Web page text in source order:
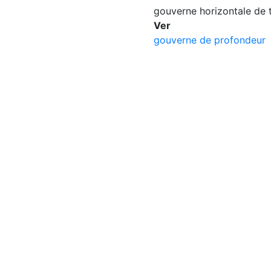
gouverne horizontale de
Ver
gouverne de profondeur